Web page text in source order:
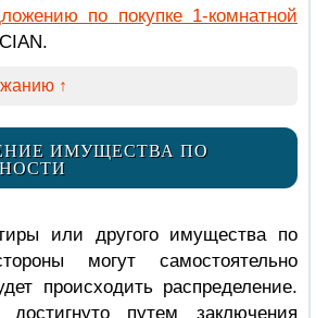
по покупке 1-комнатной
↑
ИМУЩЕСТВА ПО
или другого имущества по
могут самостоятельно
происходить распределение.
путем заключения